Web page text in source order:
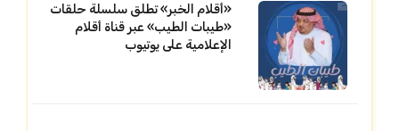
«أقلام الخبر» تطلق سلسلة حلقات
«طيبات الطيب» عبر قناة أقلام
الإعلامية على يوتيوب